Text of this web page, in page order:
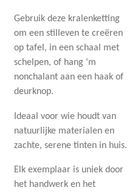
Gebruik deze kralenketting
om een stilleven te creëren
op tafel, in een schaal met
schelpen, of hang ‘m
nonchalant aan een haak of
deurknop.
Ideaal voor wie houdt van
natuurlijke materialen en
zachte, serene tinten in huis.
Elk exemplaar is uniek door
het handwerk en het